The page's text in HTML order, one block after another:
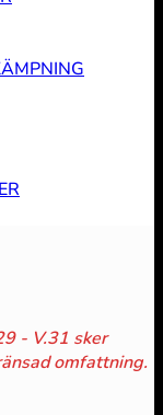
- V.31 sker
omfattning.